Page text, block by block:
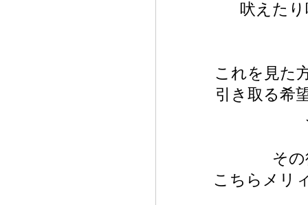
吠えた
これを見た
引き取る希
そ
こちらメリ